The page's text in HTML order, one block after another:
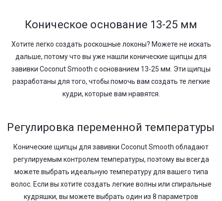
Коническое основание 13-25 мм
Хотите легко создать роскошные локоны? Можете не искать
дальше, потому что вы уже нашли конические щипцы для
завивки Coconut Smooth с основанием 13-25 мм. Эти щипцы
разработаны для того, чтобы помочь вам создать те легкие
кудри, которые вам нравятся.
Регулировка переменной температуры
Конические щипцы для завивки Coconut Smooth обладают
регулируемым контролем температуры, поэтому вы всегда
можете выбрать идеальную температуру для вашего типа
волос. Если вы хотите создать легкие волны или спиральные
кудряшки, вы можете выбрать один из 8 параметров